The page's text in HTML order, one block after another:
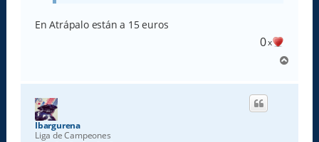
En Atrápalo están a 15 euros
0x
r
Ibargurena
Liga de Campeones